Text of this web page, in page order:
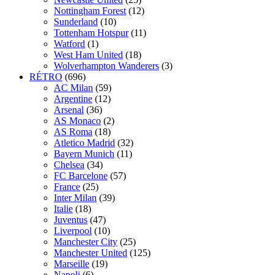
Nottingham Forest (12)
Sunderland (10)
Tottenham Hotspur (11)
Watford (1)
West Ham United (18)
Wolverhampton Wanderers (3)
RÉTRO (696)
AC Milan (59)
Argentine (12)
Arsenal (36)
AS Monaco (2)
AS Roma (18)
Atletico Madrid (32)
Bayern Munich (11)
Chelsea (34)
FC Barcelone (57)
France (25)
Inter Milan (39)
Italie (18)
Juventus (47)
Liverpool (10)
Manchester City (25)
Manchester United (125)
Marseille (19)